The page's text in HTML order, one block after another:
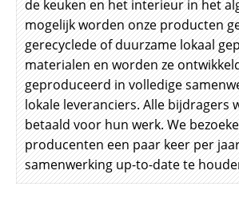
de keuken en het interieur in het
mogelijk worden onze producten
gerecyclede of duurzame lokaal
materialen en worden ze
geproduceerd in volledige
lokale leveranciers. Alle bijdragers
betaald voor hun werk. We
producenten een paar keer per
samenwerking up-to-date te